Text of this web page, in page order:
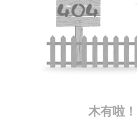
木有啦！